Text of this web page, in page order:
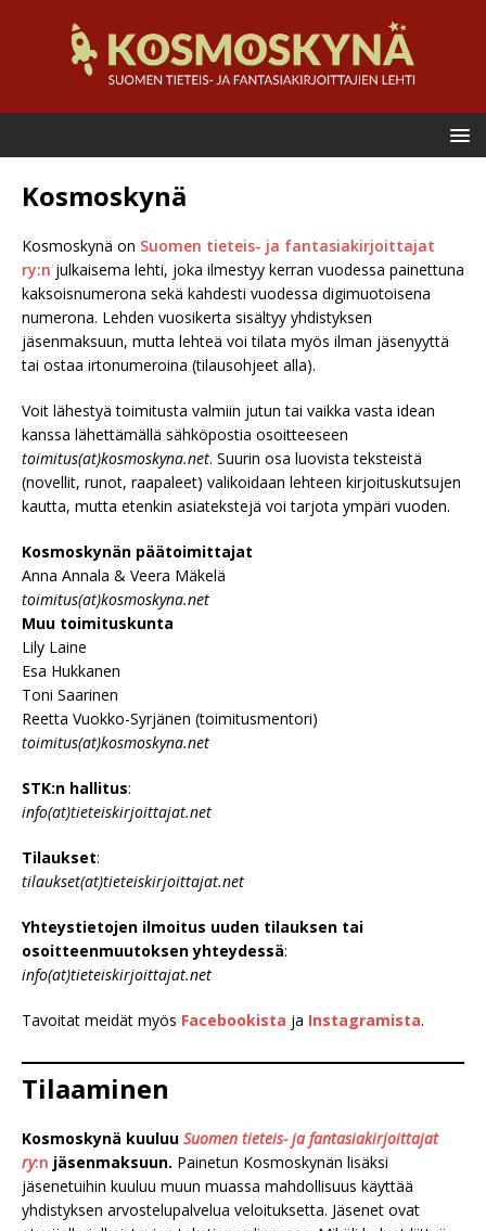
Kosmoskynä
Kosmoskynä on Suomen tieteis- ja fantasiakirjoittajat
ry:n julkaisema lehti, joka ilmestyy kerran vuodessa painettuna
kaksoisnumerona sekä kahdesti vuodessa digimuotoisena
numerona. Lehden vuosikerta sisältyy yhdistyksen
jäsenmaksuun, mutta lehteä voi tilata myös ilman jäsenyyttä
tai ostaa irtonumeroina (tilausohjeet alla).
Voit lähestyä toimitusta valmiin jutun tai vaikka vasta idean
kanssa lähettämällä sähköpostia osoitteeseen
toimitus(at)kosmoskyna.net. Suurin osa luovista teksteistä
(novellit, runot, raapaleet) valikoidaan lehteen kirjoituskutsujen
kautta, mutta etenkin asiatekstejä voi tarjota ympäri vuoden.
Kosmoskynän päätoimittajat
Anna Annala & Veera Mäkelä
toimitus(at)kosmoskyna.net
Muu toimituskunta
Lily Laine
Esa Hukkanen
Toni Saarinen
Reetta Vuokko-Syrjänen (toimitusmentori)
toimitus(at)kosmoskyna.net
STK:n hallitus:
info(at)tieteiskirjoittajat.net
Tilaukset:
tilaukset(at)tieteiskirjoittajat.net
Yhteystietojen ilmoitus uuden tilauksen tai
osoitteenmuutoksen yhteydessä:
info(at)tieteiskirjoittajat.net
Tavoitat meidät myös Facebookista ja Instagramista.
Tilaaminen
Kosmoskynä kuuluu Suomen tieteis- ja fantasiakirjoittajat
ry:n jäsenmaksuun. Painetun Kosmoskynän lisäksi
jäsenetuihin kuuluu muun muassa mahdollisuus käyttää
yhdistyksen arvostelupalvelua veloituksetta. Jäsenet ovat